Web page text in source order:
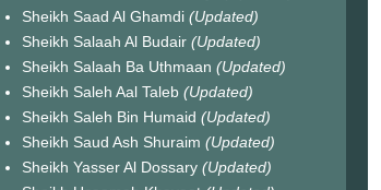
Sheikh Saad Al Ghamdi (Updated)
Sheikh Salaah Al Budair (Updated)
Sheikh Salaah Ba Uthmaan (Updated)
Sheikh Saleh Aal Taleb (Updated)
Sheikh Saleh Bin Humaid (Updated)
Sheikh Saud Ash Shuraim (Updated)
Sheikh Yasser Al Dossary (Updated)